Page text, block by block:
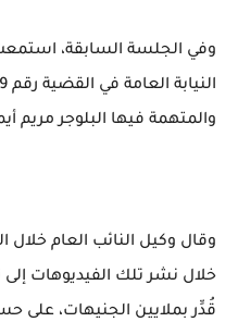
وفي الجلسة السابقة،
والمتهمة فيها البلوجر مريم
وقال وكيل النائب العام
خلال نشر تلك الفيديوهات
قُدِّر بملايين الجنيهات، على